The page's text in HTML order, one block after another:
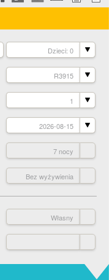
Dzieci: 0
R3915
1
2026-08-15
7 nocy
Bez wyżywienia
Własny